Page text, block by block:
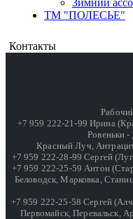
ТМ "ПОЛЕСЬЕ"
Контакты
+7 959 222-21-99 Ирина
Ровеньки -
Красный Луч,
+7 959 222-28-99 Сергей
+7 959 222-25-59 Антон
Беловодск, Марковка,
+7 959 222-25-58 Сергей
Первомайск, Перевальск,